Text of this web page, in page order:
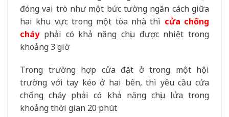
đóng vai trò như một bức tường ngăn cách giữa
hai khu vực trong một tòa nhà thì cửa chống
cháyphải có khả năng chịu được nhiệt trong
khoảng 3 giờ
Trong trường hợp cửa đặt ở trong một hội
trường với tay kéo ở hai bên, thì yêu cầu cửa
chống cháy phải có khả năng chịu lửa trong
khoảng thời gian 20 phút